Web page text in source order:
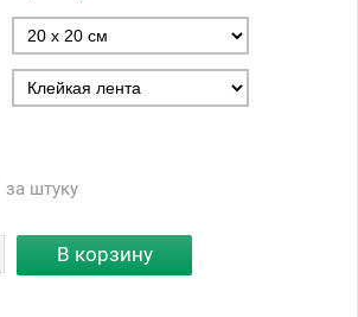
за штуку